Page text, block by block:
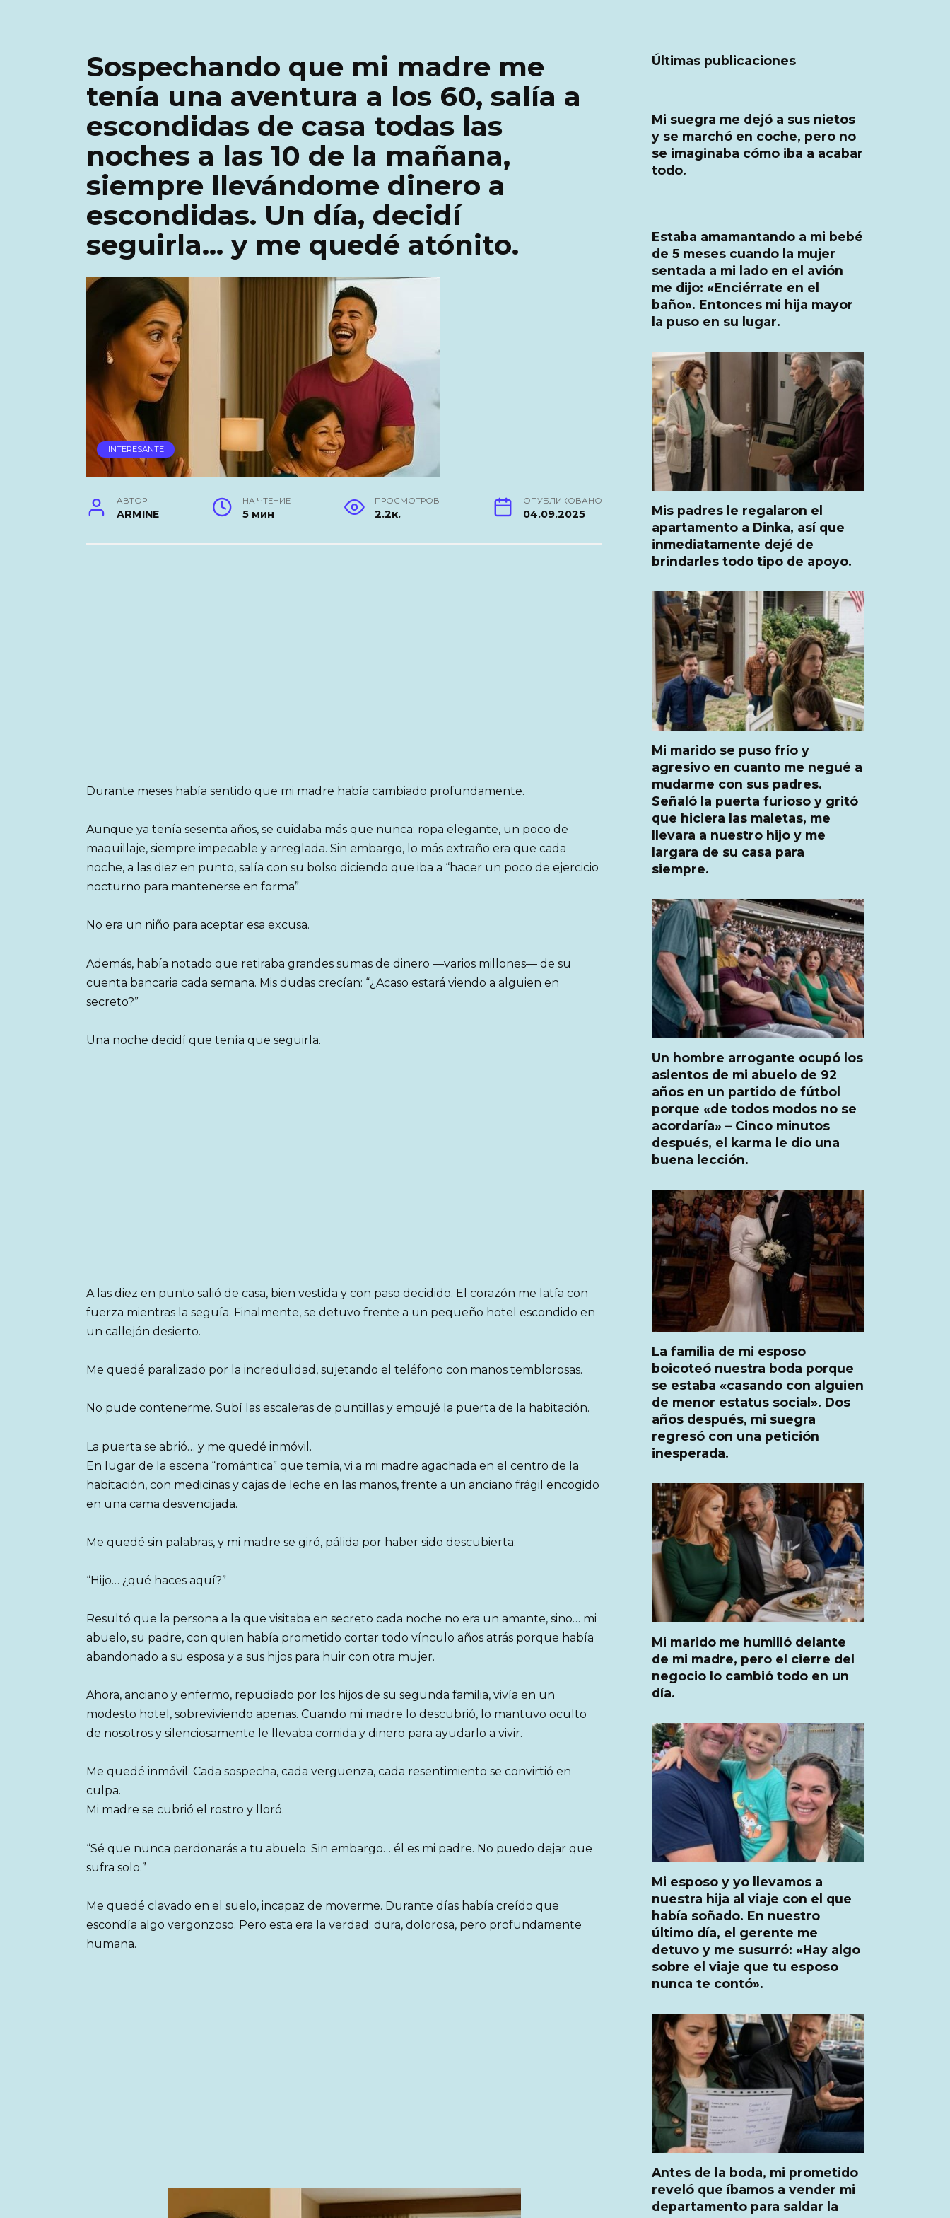
Sospechando que mi madre me
tenía una aventura a los 60, salía a
escondidas de casa todas las
noches a las 10 de la mañana,
siempre llevándome dinero a
escondidas. Un día, decidí
seguirla… y me quedé atónito.
INTERESANTE
АВТОР
ARMINE
НА ЧТЕНИЕ
5 мин
ПРОСМОТРОВ
2.2к.
ОПУБЛИКОВАНО
04.09.2025
Durante meses había sentido que mi madre había cambiado profundamente.
Aunque ya tenía sesenta años, se cuidaba más que nunca: ropa elegante, un poco de
maquillaje, siempre impecable y arreglada. Sin embargo, lo más extraño era que cada
noche, a las diez en punto, salía con su bolso diciendo que iba a “hacer un poco de ejercicio
nocturno para mantenerse en forma”.
No era un niño para aceptar esa excusa.
Además, había notado que retiraba grandes sumas de dinero —varios millones— de su
cuenta bancaria cada semana. Mis dudas crecían: “¿Acaso estará viendo a alguien en
secreto?”
Una noche decidí que tenía que seguirla.
A las diez en punto salió de casa, bien vestida y con paso decidido. El corazón me latía con
fuerza mientras la seguía. Finalmente, se detuvo frente a un pequeño hotel escondido en
un callejón desierto.
Me quedé paralizado por la incredulidad, sujetando el teléfono con manos temblorosas.
No pude contenerme. Subí las escaleras de puntillas y empujé la puerta de la habitación.
La puerta se abrió… y me quedé inmóvil.
En lugar de la escena “romántica” que temía, vi a mi madre agachada en el centro de la
habitación, con medicinas y cajas de leche en las manos, frente a un anciano frágil encogido
en una cama desvencijada.
Me quedé sin palabras, y mi madre se giró, pálida por haber sido descubierta:
“Hijo… ¿qué haces aquí?”
Resultó que la persona a la que visitaba en secreto cada noche no era un amante, sino… mi
abuelo, su padre, con quien había prometido cortar todo vínculo años atrás porque había
abandonado a su esposa y a sus hijos para huir con otra mujer.
Ahora, anciano y enfermo, repudiado por los hijos de su segunda familia, vivía en un
modesto hotel, sobreviviendo apenas. Cuando mi madre lo descubrió, lo mantuvo oculto
de nosotros y silenciosamente le llevaba comida y dinero para ayudarlo a vivir.
Me quedé inmóvil. Cada sospecha, cada vergüenza, cada resentimiento se convirtió en
culpa.
Mi madre se cubrió el rostro y lloró.
“Sé que nunca perdonarás a tu abuelo. Sin embargo… él es mi padre. No puedo dejar que
sufra solo.”
Me quedé clavado en el suelo, incapaz de moverme. Durante días había creído que
escondía algo vergonzoso. Pero esta era la verdad: dura, dolorosa, pero profundamente
humana.
Últimas publicaciones
Mi suegra me dejó a sus nietos
y se marchó en coche, pero no
se imaginaba cómo iba a acabar
todo.
Estaba amamantando a mi bebé
de 5 meses cuando la mujer
sentada a mi lado en el avión
me dijo: «Enciérrate en el
baño». Entonces mi hija mayor
la puso en su lugar.
Mis padres le regalaron el
apartamento a Dinka, así que
inmediatamente dejé de
brindarles todo tipo de apoyo.
Mi marido se puso frío y
agresivo en cuanto me negué a
mudarme con sus padres.
Señaló la puerta furioso y gritó
que hiciera las maletas, me
llevara a nuestro hijo y me
largara de su casa para
siempre.
Un hombre arrogante ocupó los
asientos de mi abuelo de 92
años en un partido de fútbol
porque «de todos modos no se
acordaría» – Cinco minutos
después, el karma le dio una
buena lección.
La familia de mi esposo
boicoteó nuestra boda porque
se estaba «casando con alguien
de menor estatus social». Dos
años después, mi suegra
regresó con una petición
inesperada.
Mi marido me humilló delante
de mi madre, pero el cierre del
negocio lo cambió todo en un
día.
Mi esposo y yo llevamos a
nuestra hija al viaje con el que
había soñado. En nuestro
último día, el gerente me
detuvo y me susurró: «Hay algo
sobre el viaje que tu esposo
nunca te contó».
Antes de la boda, mi prometido
reveló que íbamos a vender mi
departamento para saldar la